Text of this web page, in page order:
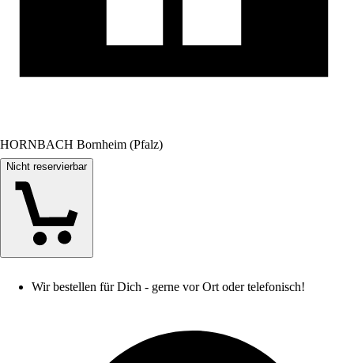
HORNBACH Bornheim (Pfalz)
Nicht reservierbar
Wir bestellen für Dich - gerne vor Ort oder telefonisch!